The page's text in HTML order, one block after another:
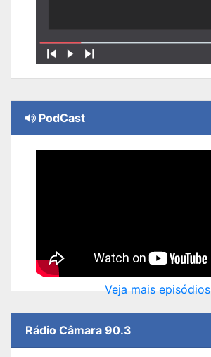
PodCast
Veja mais episódios
Rádio Câmara 90.3